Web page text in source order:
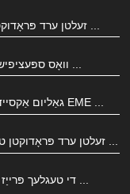
גאַליום אַקסייד: אַנלימאַטאַד פּאָטענציעל פון EME ...
זעלטן ערד פּראָדוקטן טעגלעך פּרייסאַז אויף פעברואר ...